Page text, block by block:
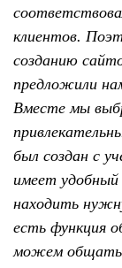
клиентов.
созданию
предложили
Вместе мы
был создан с
имеет удобный
находить
есть функция
можем